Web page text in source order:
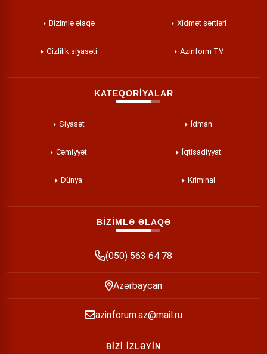
Bizimlə əlaqə Xidmət şərtləri
Gizlilik siyasəti Azinform TV
KATEQORİYALAR
Siyasət İdman
Cəmiyyət İqtisadiyyat
Dünya Kriminal
BİZİMLƏ ƏLAQƏ
(050) 563 64 78
Azərbaycan
azinforum.az@mail.ru
BİZİ İZLƏYİN